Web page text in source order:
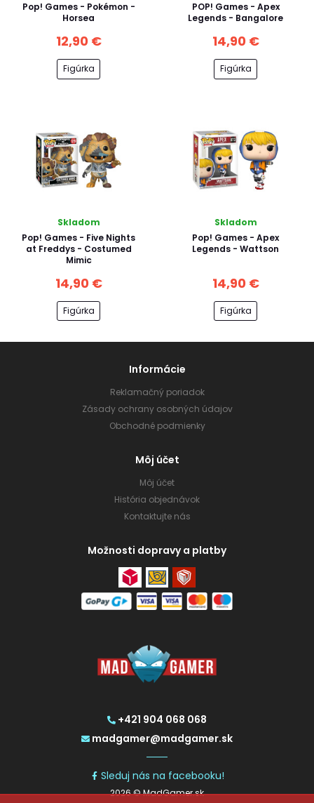
Pop! Games - Pokémon -
Horsea
12,90 €
Figúrka
POP! Games - Apex
Legends - Bangalore
14,90 €
Figúrka
Skladom
Pop! Games - Five Nights
at Freddys - Costumed
Mimic
14,90 €
Figúrka
Skladom
Pop! Games - Apex
Legends - Wattson
14,90 €
Figúrka
+421 904 068 068
madgamer@madgamer.sk
Sleduj nás na facebooku!
2026 © MadGamer.sk
Informácie
Reklamačný poriadok
Zásady ochrany osobných údajov
Obchodné podmienky
Môj účet
Môj účet
História objednávok
Kontaktujte nás
Možnosti dopravy a platby